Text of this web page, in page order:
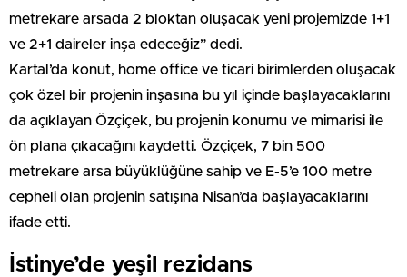
metrekare arsada 2 bloktan oluşacak yeni projemizde 1+1
ve 2+1 daireler inşa edeceğiz” dedi.
Kartal’da konut, home office ve ticari birimlerden oluşacak
çok özel bir projenin inşasına bu yıl içinde başlayacaklarını
da açıklayan Özçiçek, bu projenin konumu ve mimarisi ile
ön plana çıkacağını kaydetti. Özçiçek, 7 bin 500
metrekare arsa büyüklüğüne sahip ve E-5’e 100 metre
cepheli olan projenin satışına Nisan’da başlayacaklarını
ifade etti.
İstinye’de yeşil rezidans